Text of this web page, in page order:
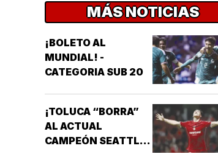
MÁS NOTICIAS
¡BOLETO AL
MUNDIAL! -
CATEGORIA SUB 20
¡TOLUCA “BORRA”
AL ACTUAL
CAMPEÓN SEATTLE